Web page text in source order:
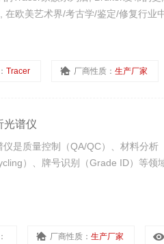
欧美艺术界/考古学/鉴定/修复行业
Tracer 厂商性质： 生产厂家
光谱仪
是质量控制（QA/QC）、材料分析
）、牌号识别（Grade ID）等领
厂商性质： 生产厂家